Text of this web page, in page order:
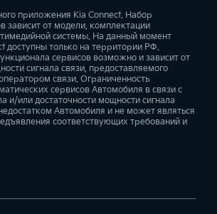
приложения Kia Connect. Набор
зависит от модели, комплектации
системы. На данный момент
доступны только на территории РФ.
сервисов возможно и зависит от
сигнала связи, предоставляемого
связи. Ограниченность
сервисов Автомобиля в связи с
и/или достаточности мощности сигнала
Автомобиля и не может являться
соответствующих требований и